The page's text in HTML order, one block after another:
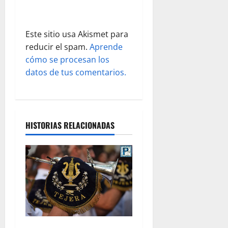
a
d
a
Este sitio usa Akismet para
reducir el spam. Aprende
cómo se procesan los
datos de tus comentarios.
HISTORIAS RELACIONADAS